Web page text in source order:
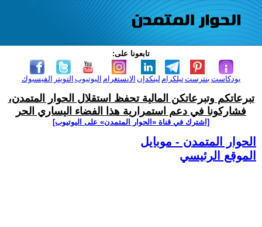
تابعونا على:
الفيسبوك التويتر اليوتيوب الانستغرام لينكدإن تيلكرامبنترست بودكاست
تبرعاتكم وتبرعاتكن المالية تحفظ استقلال الحوار المتمدن،
فشاركونا في دعم استمرارية هذا الفضاء اليساري الحر
[اشترك في قناة ‫«الحوار المتمدن» على اليوتيوب]
الحوار المتمدن - موبايل
الموقع الرئيسي